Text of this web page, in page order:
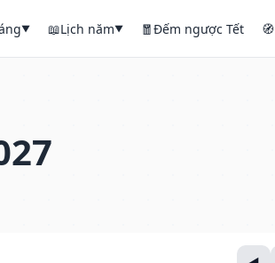
▼ 📖Lịch năm▼ 🧧Đếm ngược Tết 🧭